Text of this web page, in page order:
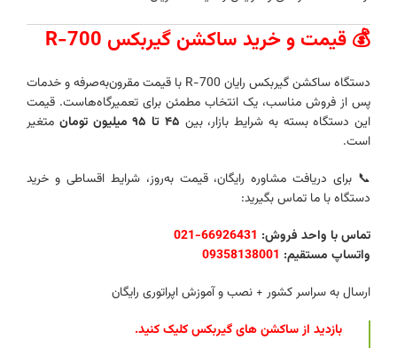
💰 قیمت و خرید ساکشن گیربکس R-700
دستگاه ساکشن گیربکس رایان R-700 با قیمت مقرون‌به‌صرفه و خدمات
پس از فروش مناسب، یک انتخاب مطمئن برای تعمیرگاه‌هاست. قیمت
این دستگاه بسته به شرایط بازار، بین ۴۵ تا ۹۵ میلیون تومان
متغیر
است.
📞 برای دریافت مشاوره رایگان، قیمت به‌روز، شرایط اقساطی و خرید
دستگاه با ما تماس بگیرید:
تماس با واحد فروش: 66926431-021
واتساپ مستقیم: 09358138001
ارسال به سراسر کشور + نصب و آموزش اپراتوری رایگان
بازدید از ساکشن های گیربکس کلیک کنید.